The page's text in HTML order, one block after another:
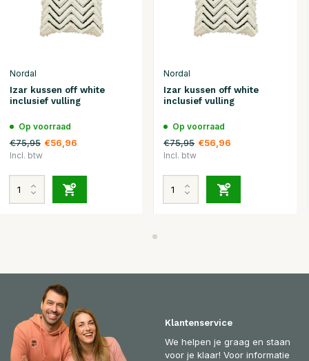
Nordal
Izar kussen off white
inclusief vulling
Op voorraad
€75,95 €56,96
Incl. btw
Nordal
Izar kussen off white
inclusief vulling
Op voorraad
€75,95 €56,96
Incl. btw
Klantenservice
We helpen je graag en staan
voor je klaar! Voor informatie